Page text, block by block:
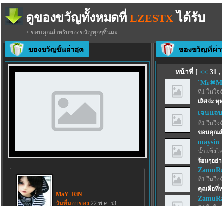
ดูของขวัญทั้งหมดที่ LZESTX ได้รับ
> ขอบคุณสำหรับของขวัญทุกๆชิ้นนะ
MaY_RiN
วันที่มอบของ 22 พ.ค. 53
หน้าที่ [ << 31,
ที่1 ในใจ
เลิศจ่ะ หุ
เจนแจน
ที่1 ในใจ
ขอบคุณส
maysin
น้ำแข็งไ
ร้อนๆอย่
ที่1 ในใจ
คุณคือที่ห